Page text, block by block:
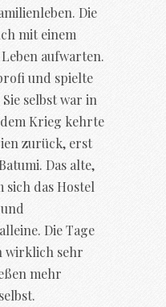
Die
mit einem
aufwarten.
und spielte
selbst war in
Krieg kehrte
zurück, erst
Das alte,
sich das Hostel
Die Tage
wirklich sehr
mehr